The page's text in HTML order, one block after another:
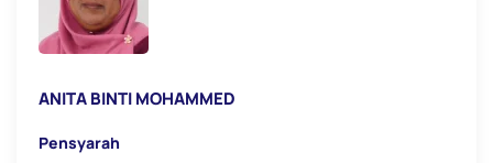
ANITA BINTI MOHAMMED
Pensyarah